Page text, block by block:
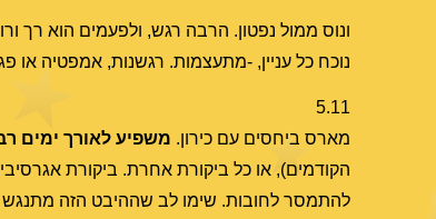
ונוס ממול נפטון. הרבה רגש, ולפעמים הוא רך
נוכח כל עניין, -מתעצמות. רגשנות, אמפטיה או
5.11
מארס ביחסים עם כירון. משפיע לאורך ימים
הקודמים), או כל ביקורת אחרת. ביקורת
להתמסר לחובות. שימו לב שההיבט הזה מתנגש